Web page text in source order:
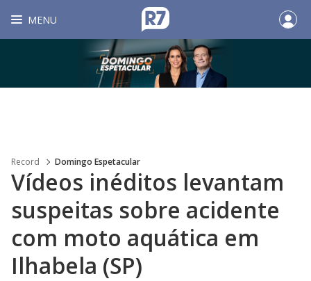
MENU
Record Domingo Espetacular
Vídeos inéditos levantam
suspeitas sobre acidente
com moto aquática em
Ilhabela (SP)